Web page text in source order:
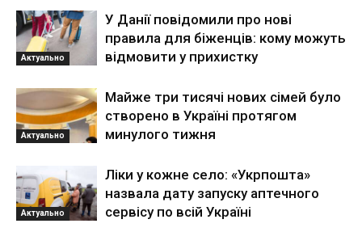
Актуально
У Данії повідомили про нові
правила для біженців: кому можуть
відмовити у прихистку
Актуально
Майже три тисячі нових сімей було
створено в Україні протягом
минулого тижня
Актуально
Ліки у кожне село: «Укрпошта»
назвала дату запуску аптечного
сервісу по всій Україні